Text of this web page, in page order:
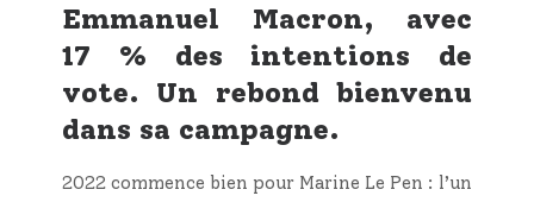
Emmanuel Macron, avec
17 % des intentions de
vote. Un rebond bienvenu
dans sa campagne.
2022 com­mence bien pour Marine Le Pen : l’un